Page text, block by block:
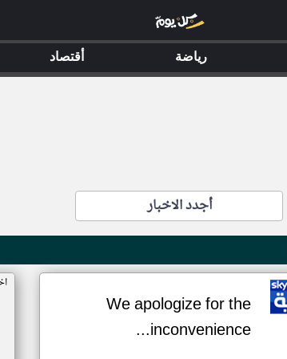
أجدد الاخبار
We apologize for the
inconvenience...
رياضة أقتصاد